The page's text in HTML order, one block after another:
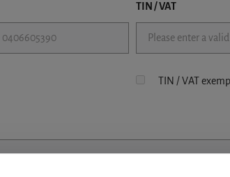
TIN / VAT
TIN / VAT